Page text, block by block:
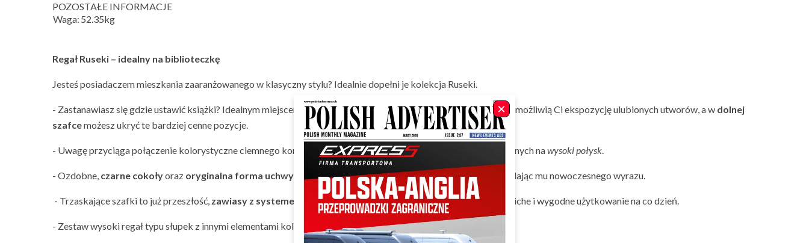
POZOSTAŁE INFORMACJE
Waga: 52.35kg
Regał Ruseki – idealny na biblioteczkę
Jesteś posiadaczem mieszkania zaaranżowanego w klasyczny stylu? Idealnie dopełni je kolekcja Ruseki.
- Zastanawiasz się gdzie ustawić książki? Idealnym miejscem na biblioteczkę jest regał Ruseki.Otwarte półki umożliwią Ci ekspozycję ulubionych utworów, a w dolnej
szafcemożesz ukryć te bardziej cenne pozycje.
- Uwagę przyciąga połączenie kolorystyczne ciemnego korpusu dąb Aprili jasnych,perłowych frontów wykończonych nawysoki połysk.
- Ozdobne, czarne cokołyoraz oryginalna forma uchwytów w postaci wcięcia we froncie przełamują styl, dodając mu nowoczesnego wyrazu.
- Trzaskające szafki to już przeszłość, zawiasy z systemem cichego domykui regulacją siły hamowania , to ciche i wygodne użytkowanie na co dzień.
- Zestaw wysoki regał typu słupek z innymi elementami kolekcji Ruseki i ciesz się komfortową przestrzenią.